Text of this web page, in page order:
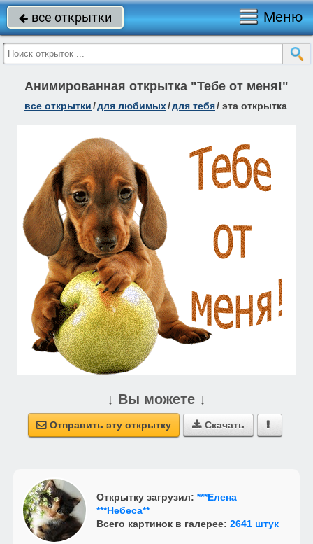
 все открытки Меню
Анимированная открытка "Тебе от меня!"
все открытки/для любимых/для тебя/ эта открытка
↓ Вы можете ↓
 Отправить эту открытку  Скачать 
Открытку загрузил: ***Елена
***Небеса**
Всего картинок в галерее: 2641 штук